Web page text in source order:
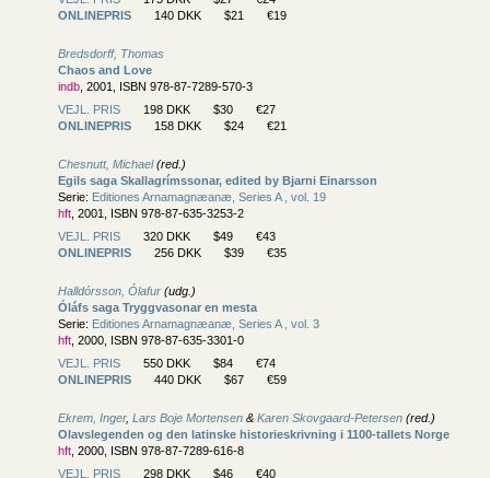
ONLINEPRIS
140 DKK $21 €19
Bredsdorff, Thomas
Chaos and Love
indb , 2001, ISBN 978-87-7289-570-3
VEJL. PRIS
198 DKK $30
€27
ONLINEPRIS
158 DKK $24 €21
Chesnutt, Michael(red.)
Egils saga Skallagrímssonar, edited by Bjarni Einarsson
Serie: Editiones Arnamagnæanæ, Series A , vol. 19
hft , 2001, ISBN 978-87-635-3253-2
VEJL. PRIS
320 DKK $49
€43
ONLINEPRIS
256 DKK $39 €35
Halldórsson, Ólafur (udg.)
Óláfs saga Tryggvasonar en mesta
Serie: Editiones Arnamagnæanæ, Series A , vol. 3
hft , 2000, ISBN 978-87-635-3301-0
VEJL. PRIS
550 DKK $84
€74
ONLINEPRIS
440 DKK $67 €59
Ekrem, Inger, Lars Boje Mortensen & Karen Skovgaard-Petersen (red.)
Olavslegenden og den latinske historieskrivning i 1100-tallets Norge
hft , 2000, ISBN 978-87-7289-616-8
VEJL. PRIS
298 DKK $46
€40